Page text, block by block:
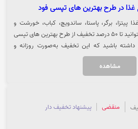
پیتزا، برگر، پاستا، ساندویچ، کباب، خورشت و
بسیاری انتخاب‌های دیگر میتوانید تا 50 درصد تخفیف از طرح بهترین های تپسی
داشته باشید که این تخفیف به‌صورت روزانه و
شما ممکن است متفاوت باشد. جهت استفاده از
کلیک نمایید.
مشاهده
منقضی پیشنهاد تخفیف دار